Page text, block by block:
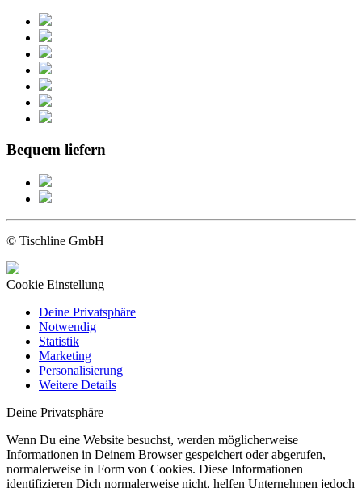
Bequem liefern
© Tischline GmbH
Cookie Einstellung
Deine Privatsphäre
Notwendig
Statistik
Marketing
Personalisierung
Weitere Details
Deine Privatsphäre
Wenn Du eine Website besuchst, werden möglicherweise
Informationen in Deinem Browser gespeichert oder abgerufen,
normalerweise in Form von Cookies. Diese Informationen
identifizieren Dich normalerweise nicht, helfen Unternehmen jedoch